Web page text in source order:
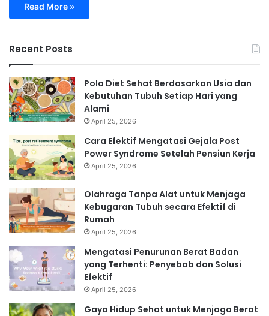
Read More »
Recent Posts
Pola Diet Sehat Berdasarkan Usia dan
Kebutuhan Tubuh Setiap Hari yang
Alami
April 25, 2026
Cara Efektif Mengatasi Gejala Post
Power Syndrome Setelah Pensiun Kerja
April 25, 2026
Olahraga Tanpa Alat untuk Menjaga
Kebugaran Tubuh secara Efektif di
Rumah
April 25, 2026
Mengatasi Penurunan Berat Badan
yang Terhenti: Penyebab dan Solusi
Efektif
April 25, 2026
Gaya Hidup Sehat untuk Menjaga Berat